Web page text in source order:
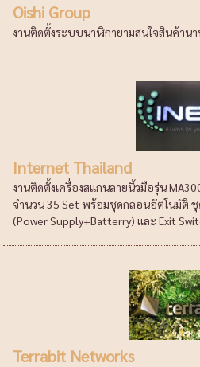
Oishi Group
งานติดตั้งระบบนาฬิกายามสนใจสินค้าน
Internet Thailand
งานติดตั้งเครื่องสแกนลายนิ้วมือรุ่น
จำนวน 35 Set พร้อมชุดกลอนอัตโนมัติ
(Power Supply+Batterry) และ Exit
Terrabit Networks